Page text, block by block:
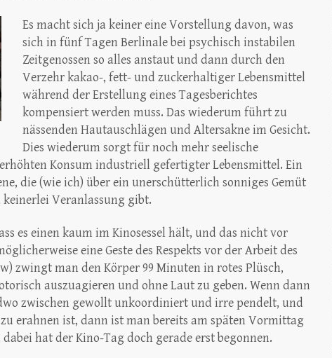
Es macht sich ja keiner eine Vorstellung davon, was
sich in fünf Tagen Berlinale bei psychisch instabilen
Zeitgenossen so alles anstaut und dann durch den
Verzehr kakao-, fett- und zuckerhaltiger Lebensmittel
während der Erstellung eines Tagesberichtes
kompensiert werden muss. Das wiederum führt zu
nässenden Hautauschlägen und Altersakne im Gesicht.
Dies wiederum sorgt für noch mehr seelische
Konsum industriell gefertigter Lebensmittel. Ein
die (wie ich) über ein unerschütterlich sonniges Gemüt
Veranlassung gibt.
es einen kaum im Kinosessel hält, und das nicht vor
eine Geste des Respekts vor der Arbeit des
zwingt man den Körper 99 Minuten in rotes Plüsch,
auszuagieren und ohne Laut zu geben. Wenn dann
zwischen gewollt unkoordiniert und irre pendelt, und
erahnen ist, dann ist man bereits am späten Vormittag
hat der Kino-Tag doch gerade erst begonnen.